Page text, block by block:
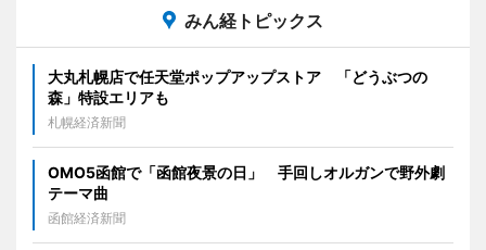
みん経トピックス
大丸札幌店で任天堂ポップアップストア 「どうぶつの
森」特設エリアも
札幌経済新聞
OMO5函館で「函館夜景の日」 手回しオルガンで野外劇
テーマ曲
函館経済新聞